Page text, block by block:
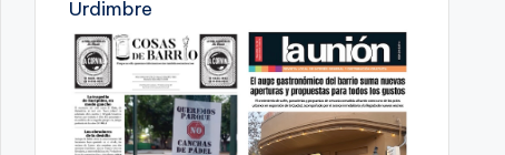
Urdimbre